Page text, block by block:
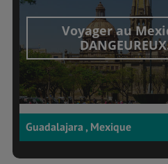
Voyager au
Guadalajara , Mexique